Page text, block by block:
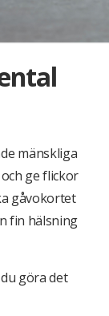
mänskliga
ge flickor
gåvokortet
fin hälsning
göra det